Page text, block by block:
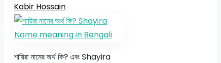
Kabir Hossain
শায়িরা নামের অর্থ কি? এবং Shayira